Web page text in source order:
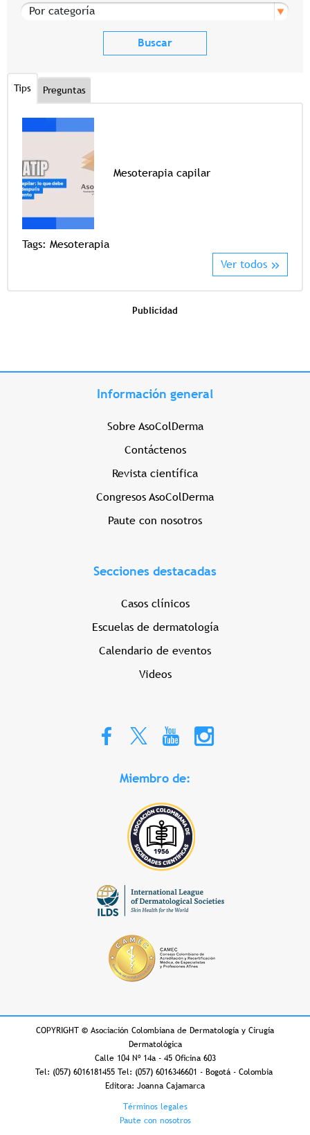
Por categoría
Tips Preguntas
Mesoterapia capilar
Tags: Mesoterapia
Ver todos
Publicidad
Información general
Sobre AsoColDerma
Contáctenos
Revista científica
Congresos AsoColDerma
Paute con nosotros
Secciones destacadas
Casos clínicos
Escuelas de dermatología
Calendario de eventos
Videos
Miembro de:
COPYRIGHT © Asociación Colombiana de Dermatología y Cirugía
Dermatológica
Calle 104 Nº 14a - 45 Oficina 603
Tel: (057) 6016181455 Tel: (057) 6016346601 - Bogotá - Colombia
Editora: Joanna Cajamarca
Términos legales
Paute con nosotros